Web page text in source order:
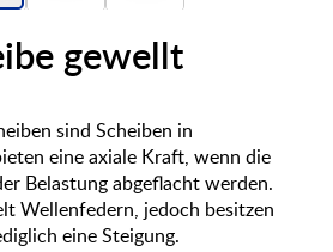
gewellt
sind Scheiben in
eine axiale Kraft, wenn die
Belastung abgeflacht werden.
Wellenfedern, jedoch besitzen
eine Steigung.